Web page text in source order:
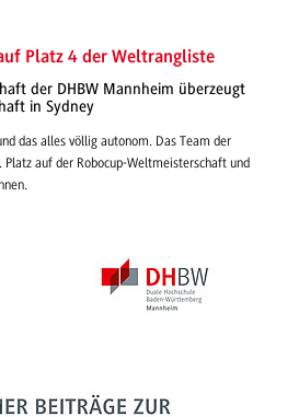
Platz 4 der Weltrangliste
der DHBW Mannheim überzeugt
in Sydney
das alles völlig autonom. Das Team der
Platz auf der Robocup-Weltmeisterschaft und